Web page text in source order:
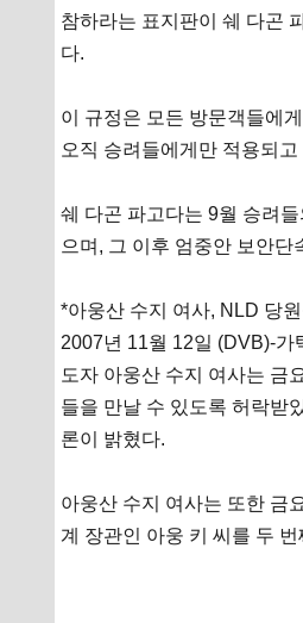
참하라는 표지판이 쉐 다곤
다.
이 규정은 모든 방문객들에
오직 승려들에게만 적용되고
쉐 다곤 파고다는 9월 승려
으며, 그 이후 엄중안 보안단
*아웅산 수지 여사, NLD 당
2007년 11월 12일 (DVB)-가
도자 아웅산 수지 여사는 금
들을 만날 수 있도록 허락받
론이 밝혔다.
아웅산 수지 여사는 또한 금
계 장관인 아웅 키 씨를 두